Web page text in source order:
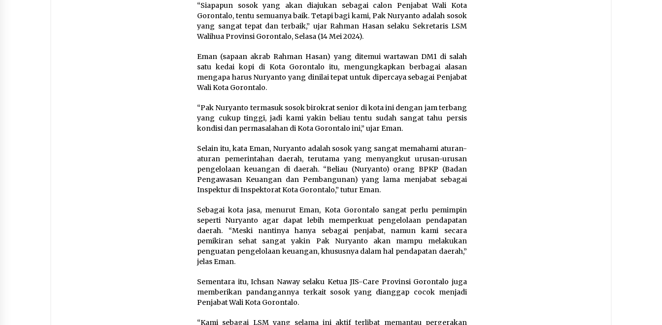
“Siapapun sosok yang akan diajukan sebagai calon Penjabat Wali Kota
Gorontalo, tentu semuanya baik. Tetapi bagi kami, Pak Nuryanto adalah sosok
yang sangat tepat dan terbaik,” ujar Rahman Hasan selaku Sekretaris LSM
Walihua Provinsi Gorontalo, Selasa (14 Mei 2024).
Eman (sapaan akrab Rahman Hasan) yang ditemui wartawan DM1 di salah
satu kedai kopi di Kota Gorontalo itu, mengungkapkan berbagai alasan
mengapa harus Nuryanto yang dinilai tepat untuk dipercaya sebagai Penjabat
Wali Kota Gorontalo.
“Pak Nuryanto termasuk sosok birokrat senior di kota ini dengan jam terbang
yang cukup tinggi, jadi kami yakin beliau tentu sudah sangat tahu persis
kondisi dan permasalahan di Kota Gorontalo ini,” ujar Eman.
Selain itu, kata Eman, Nuryanto adalah sosok yang sangat memahami aturan-
aturan pemerintahan daerah, terutama yang menyangkut urusan-urusan
pengelolaan keuangan di daerah. “Beliau (Nuryanto) orang BPKP (Badan
Pengawasan Keuangan dan Pembangunan) yang lama menjabat sebagai
Inspektur di Inspektorat Kota Gorontalo,” tutur Eman.
Sebagai kota jasa, menurut Eman, Kota Gorontalo sangat perlu pemimpin
seperti Nuryanto agar dapat lebih memperkuat pengelolaan pendapatan
daerah. “Meski nantinya hanya sebagai penjabat, namun kami secara
pemikiran sehat sangat yakin Pak Nuryanto akan mampu melakukan
penguatan pengelolaan keuangan, khususnya dalam hal pendapatan daerah,”
jelas Eman.
Sementara itu, Ichsan Naway selaku Ketua JIS-Care Provinsi Gorontalo juga
memberikan pandangannya terkait sosok yang dianggap cocok menjadi
Penjabat Wali Kota Gorontalo.
“Kami sebagai LSM yang selama ini aktif terlibat memantau pergerakan